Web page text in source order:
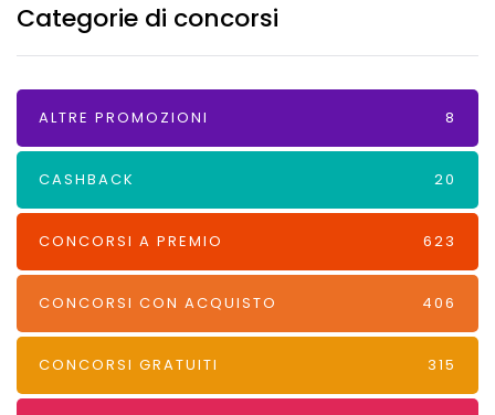
Categorie di concorsi
ALTRE PROMOZIONI 8
CASHBACK 20
CONCORSI A PREMIO 623
CONCORSI CON ACQUISTO 406
CONCORSI GRATUITI 315